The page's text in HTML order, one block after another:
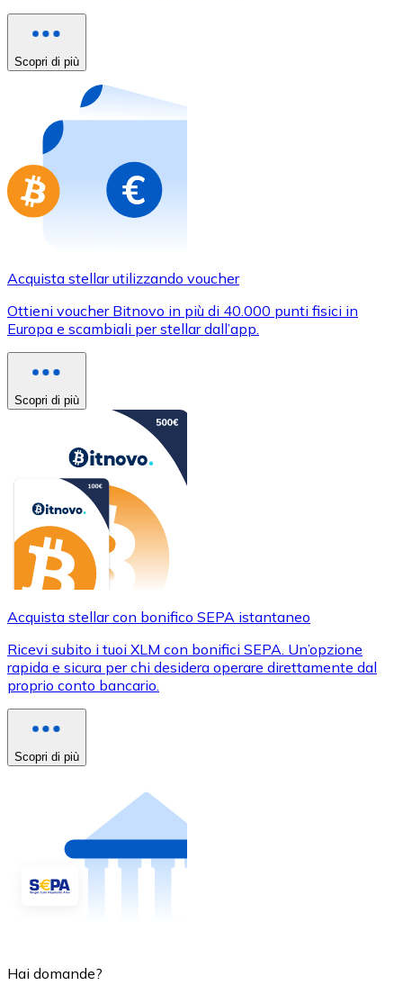
Acquista con carta
Acquista gift card dei tuoi marchi preferiti con
Vai al negozio di carte regalo
Scopri di più
Acquista stellar utilizzando voucher
Ottieni voucher Bitnovo in più di 40.000 punti fisici in
Europa e scambiali per stellar dall’app.
Scopri di più
Acquista stellar con bonifico SEPA istantaneo
Ricevi subito i tuoi XLM con bonifici SEPA. Un’opzione
rapida e sicura per chi desidera operare direttamente dal
proprio conto bancario.
Scopri di più
Hai domande?